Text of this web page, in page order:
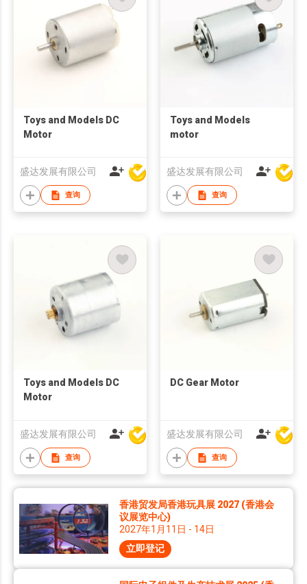
Toys and Models DC
Motor
盛达发展有限公司
查询
Toys and Models
motor
盛达发展有限公司
查询
Toys and Models DC
Motor
盛达发展有限公司
查询
DC Gear Motor
盛达发展有限公司
查询
香港贸发局香港玩具展 2027 (香港会
议展览中心)
2027年1月11日 - 14日
立即登记